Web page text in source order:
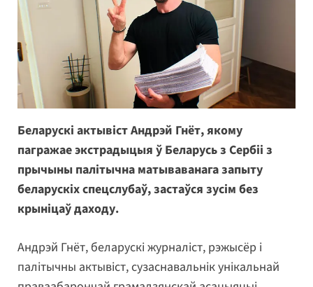
Беларускі актывіст Андрэй Гнёт, якому
пагражае экстрадыцыя ў Беларусь з Сербіі з
прычыны палітычна матываванага запыту
беларускіх спецслубаў, застаўся зусім без
крыніцаў даходу.
Андрэй Гнёт, беларускі журналіст, рэжысёр і
палітычны актывіст, сузаснавальнік унікальнай